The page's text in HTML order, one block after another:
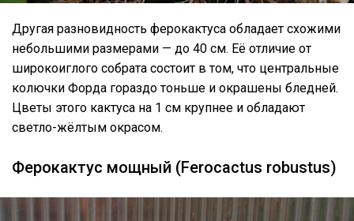
Другая разновидность ферокактуса обладает схожими
небольшими размерами — до 40 см. Её отличие от
широкоиглого собрата состоит в том, что центральные
колючки Форда гораздо тоньше и окрашены бледней.
Цветы этого кактуса на 1 см крупнее и обладают
светло-жёлтым окрасом.
Ферокактус мощный (Ferocactus robustus)